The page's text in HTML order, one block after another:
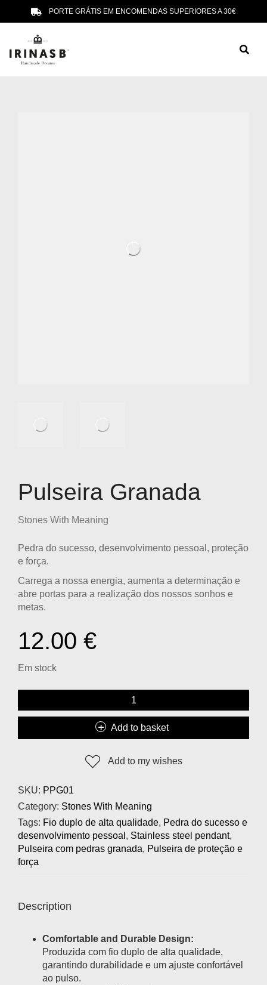
PORTE GRÁTIS EM ENCOMENDAS SUPERIORES A 30€
Pulseira Granada
Stones With Meaning
Pedra do sucesso, desenvolvimento pessoal, proteção
e força.
Carrega a nossa energia, aumenta a determinação e
abre portas para a realização dos nossos sonhos e
metas.
12.00 €
Em stock
Add to basket
Add to my wishes
SKU: PPG01
Category: Stones With Meaning
Tags: Fio duplo de alta qualidade, Pedra do sucesso e
desenvolvimento pessoal , Stainless steel pendant,
Pulseira com pedras granada, Pulseira de proteção e
força
Description
Comfortable and Durable Design:
Produzida com fio duplo de alta qualidade,
garantindo durabilidade e um ajuste confortável
ao pulso.